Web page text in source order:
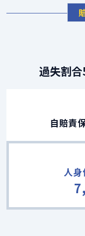
過失割
自賠責
人